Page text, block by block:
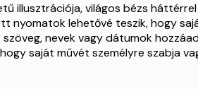
illusztrációja, világos bézs
nyomatok lehetővé teszik, hogy
nevek vagy dátumok
saját művét személyre szabja